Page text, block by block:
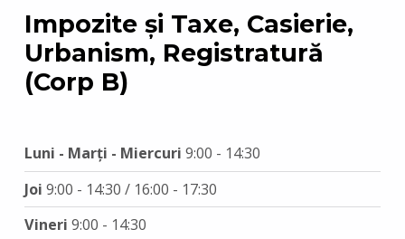
Impozite și Taxe, Casierie,
Urbanism, Registratură
(Corp B)
Luni - Marți - Miercuri 9:00 - 14:30
Joi 9:00 - 14:30 / 16:00 - 17:30
Vineri 9:00 - 14:30